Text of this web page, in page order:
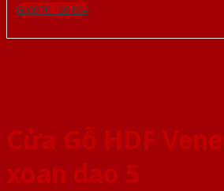
Gọi 0976.169.864
Cửa Gỗ HDF
xoan dao 5